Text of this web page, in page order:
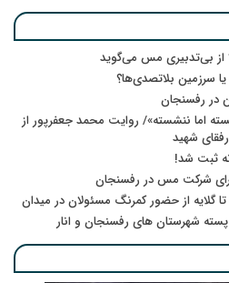
از بی‌تدبیری مس می‌گوید
سرزمین بلاتصدی‌ها؟
در رفسنجان
اما ننشسته»/ روایت محمد جعفرپور از
نه ثبت شد!
شرکت مس در رفسنجان
گلایه از حضور کمرنگ مسئولان در میدان
شهرستان های رفسنجان و انار